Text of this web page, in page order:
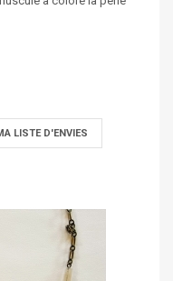
LISTE D'ENVIES